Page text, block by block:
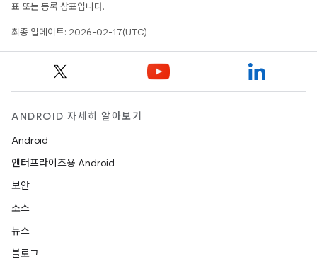
표 또는 등록 상표입니다.
최종 업데이트: 2026-02-17(UTC)
ANDROID 자세히 알아보기
Android
엔터프라이즈용 Android
보안
소스
뉴스
블로그